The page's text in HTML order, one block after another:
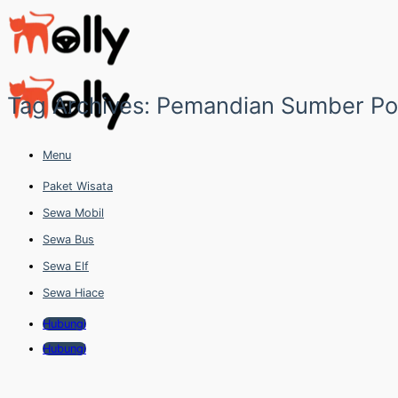
Skip
to
content
Menu
Paket Wisata
Sewa Mobil
Sewa Bus
Sewa Elf
Sewa Hiace
Hubungi
Hubungi
Tag Archives: Pemandian Sumber